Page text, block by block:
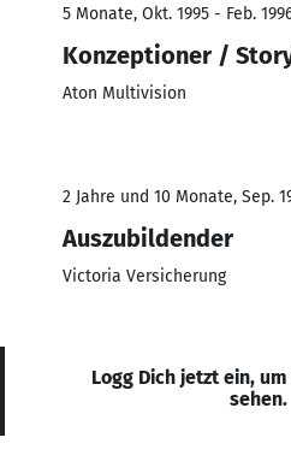
5 Monate, Okt. 1995 - Feb.
Konzeptioner /
Aton Multivision
2 Jahre und 10 Monate, Sep.
Auszubildender
Victoria Versicherung
Logg Dich jetzt ein,
sehen.